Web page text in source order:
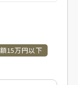
15万円以下